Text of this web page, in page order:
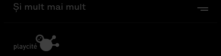
Și mult mai mult